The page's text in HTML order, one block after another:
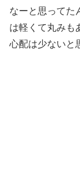
なーと思ってた
は軽くて丸みも
心配は少ないと